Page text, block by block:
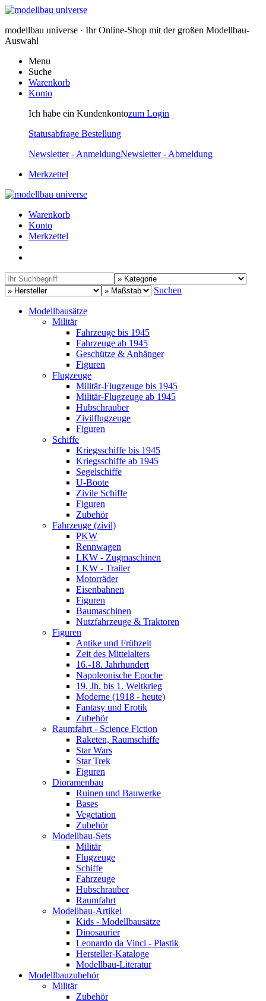
modellbau universe · Ihr Online-Shop mit der großen Modellbau-
Auswahl
Menu
Suche
Warenkorb
Konto
Ich habe ein Kundenkontozum Login
Statusabfrage Bestellung
Newsletter - AnmeldungNewsletter - Abmeldung
Merkzettel
Warenkorb
Konto
Merkzettel
Suchen
Modellbausätze
Militär
Fahrzeuge bis 1945
Fahrzeuge ab 1945
Geschütze & Anhänger
Figuren
Flugzeuge
Militär-Flugzeuge bis 1945
Militär-Flugzeuge ab 1945
Hubschrauber
Zivilflugzeuge
Figuren
Schiffe
Kriegsschiffe bis 1945
Kriegsschiffe ab 1945
Segelschiffe
U-Boote
Zivile Schiffe
Figuren
Zubehör
Fahrzeuge (zivil)
PKW
Rennwagen
LKW - Zugmaschinen
LKW - Trailer
Motorräder
Eisenbahnen
Figuren
Baumaschinen
Nutzfahrzeuge & Traktoren
Figuren
Antike und Frühzeit
Zeit des Mittelalters
16.-18. Jahrhundert
Napoleonische Epoche
19. Jh. bis 1. Weltkrieg
Moderne (1918 - heute)
Fantasy und Erotik
Zubehör
Raumfahrt - Science Fiction
Raketen, Raumschiffe
Star Wars
Star Trek
Figuren
Dioramenbau
Ruinen und Bauwerke
Bases
Vegetation
Zubehör
Modellbau-Sets
Militär
Flugzeuge
Schiffe
Fahrzeuge
Hubschrauber
Raumfahrt
Modellbau-Artikel
Kids - Modellbausätze
Dinosaurier
Leonardo da Vinci - Plastik
Hersteller-Kataloge
Modellbau-Literatur
Modellbauzubehör
Militär
Zubehör